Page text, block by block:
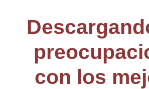
con los